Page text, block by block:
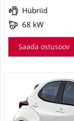
Hübriid
68 kW
Saada ostusoov